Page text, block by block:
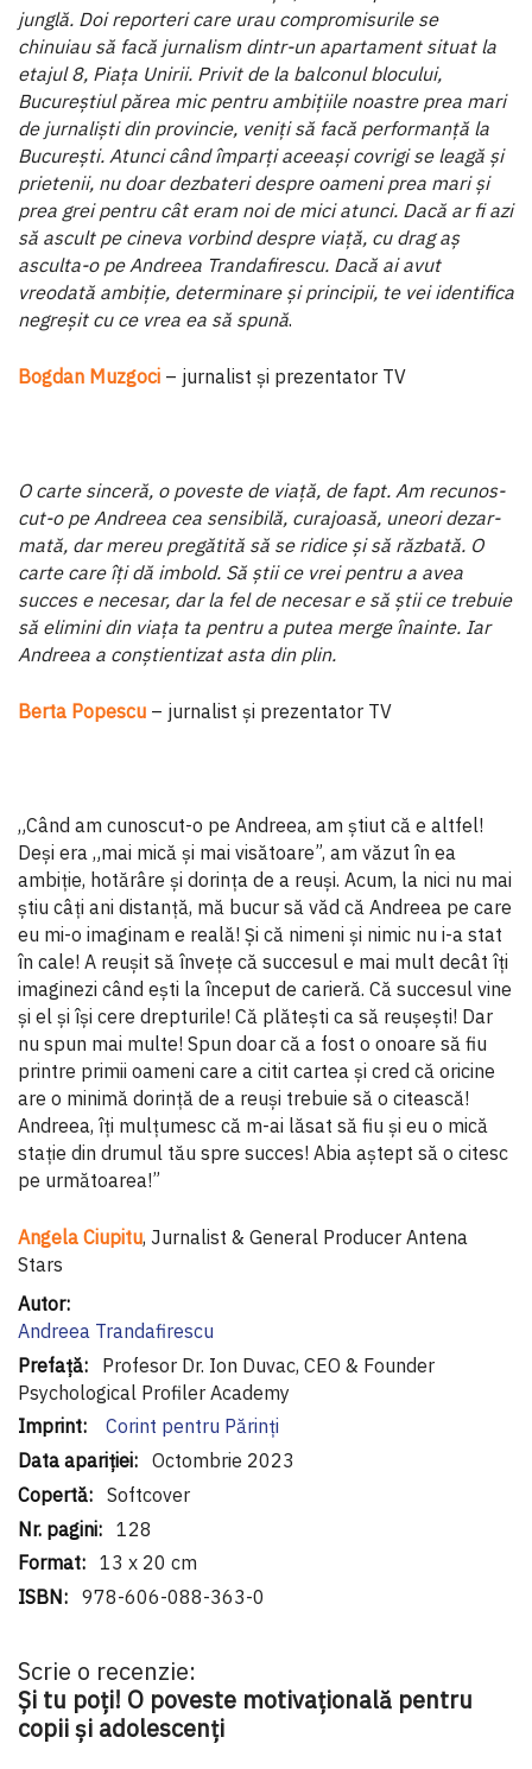
jun­glă. Doi reporteri care urau compromisurile se
chinuiau să facă jurnalism dintr-un apartament situat la
etajul 8, Piața Unirii. Privit de la balconul blocului,
Bucureștiul părea mic pentru ambițiile noastre prea mari
de jurnaliști din provin­cie, veniți să facă performanță la
București. Atunci când îm­parți aceeași covrigi se leagă și
prietenii, nu doar dezbateri despre oameni prea mari și
prea grei pentru cât eram noi de mici atunci. Dacă ar fi azi
să ascult pe cineva vorbind des­pre viață, cu drag aș
asculta-o pe Andreea Trandafirescu. Dacă ai avut
vreodată ambiție, determinare și principii, te vei identifica
negreșit cu ce vrea ea să spună.
Bogdan Muzgoci – jurnalist și prezentator TV
O carte sinceră, o poveste de viață, de fapt. Am recunos­
cut-o pe Andreea cea sensibilă, curajoasă, uneori dezar­
mată, dar mereu pregătită să se ridice și să răzbată. O
carte care îți dă imbold. Să știi ce vrei pentru a avea
succes e ne­cesar, dar la fel de necesar e să știi ce trebuie
să elimini din viața ta pentru a putea merge înainte. Iar
Andreea a conști­entizat asta din plin.
Berta Popescu – jurnalist și prezentator TV
„Când am cunoscut-o pe Andreea, am știut că e altfel!
Deși era „mai mică și mai visătoare”, am văzut în ea
ambiție, hotărâre și dorința de a reuși. Acum, la nici nu mai
știu câți ani distanță, mă bucur să văd că Andreea pe care
eu mi-o imaginam e reală! Și că nimeni și nimic nu i-a stat
în cale! A reușit să învețe că succesul e mai mult decât îți
imaginezi când ești la început de carieră. Că succesul vine
și el și își cere drepturile! Că plătești ca să reușești! Dar
nu spun mai multe! Spun doar că a fost o onoare să fiu
printre primii oameni care a citit cartea și cred că oricine
are o minimă dorință de a reuși trebuie să o citească!
Andreea, îți mulțumesc că m-ai lăsat să fiu și eu o mică
stație din drumul tău spre succes! Abia aștept să o citesc
pe următoarea!”
Angela Ciupitu, Jurnalist & General Producer Antena
Stars
Informaţii
suplimentare
Andreea Trandafirescu
Profesor Dr. Ion Duvac, CEO & Founder
Psychological Profiler Academy
Corint pentru Părinți
Octombrie 2023
Softcover
128
13 x 20 cm
978-606-088-363-0
Scrie o recenzie:
Și tu poți! O poveste motivațională pentru
copii și adolescenți